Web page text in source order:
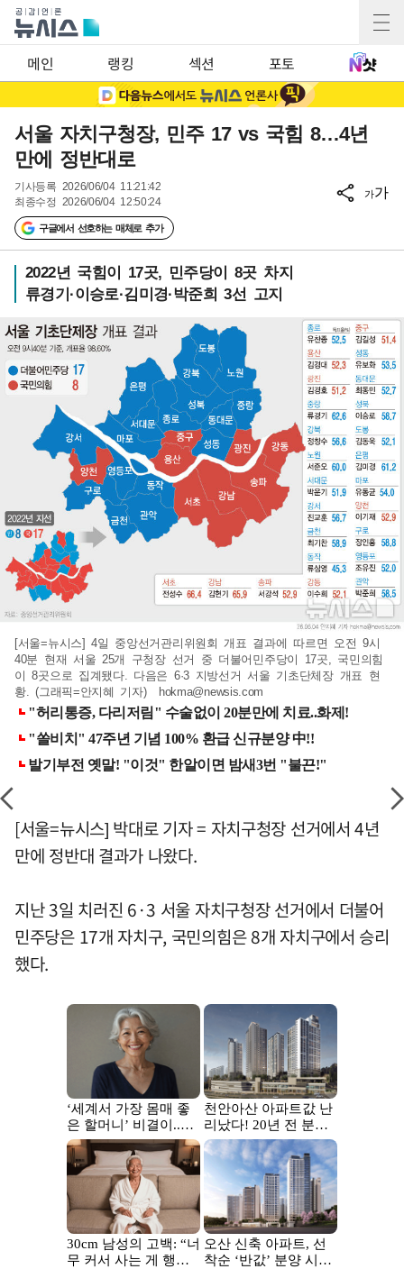
메인 랭킹 섹션 포토
서울 자치구청장, 민주 17 vs 국힘 8…4년
만에 정반대로
기사등록 2026/06/04 11:21:42
최종수정 2026/06/04 12:50:24
구글에서 선호하는 매체로 추가
가가
2022년 국힘이 17곳, 민주당이 8곳 차지
류경기·이승로·김미경·박준희 3선 고지
[서울=뉴시스] 4일 중앙선거관리위원회 개표 결과에 따르면 오전 9시
40분 현재 서울 25개 구청장 선거 중 더불어민주당이 17곳, 국민의힘
이 8곳으로 집계됐다. 다음은 6·3 지방선거 서울 기초단체장 개표 현
황. (그래픽=안지혜 기자)
hokma@newsis.com
[서울=뉴시스] 박대로 기자 = 자치구청장 선거에서 4년
만에 정반대 결과가 나왔다.
지난 3일 치러진 6·3 서울 자치구청장 선거에서 더불어
민주당은 17개 자치구, 국민의힘은 8개 자치구에서 승리
했다.